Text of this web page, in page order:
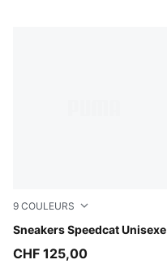
9 COULEURS
Sneakers Speedcat Unisexe
Sea Illusion-PUMA Black
CHF 125,00